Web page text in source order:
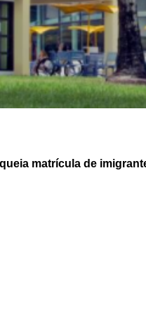
matrícula de